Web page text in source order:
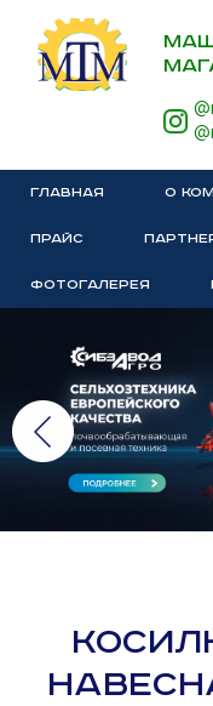
ГЛАВНАЯ О
ПРАЙС
ФОТОГАЛЕРЕЯ